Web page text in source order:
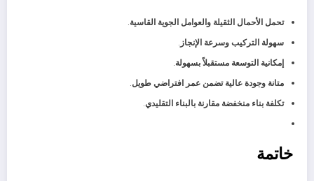
تحمل الأحمال الثقيلة والعوامل الجوية القاسية.
سهولة التركيب وسرعة الإنجاز .
إمكانية التوسعة مستقبلاً بسهولة.
متانة وجودة عالية تضمن عمر افتراضي طويل.
تكلفة بناء منخفضة مقارنة بالبناء التقليدي.
خاتمة